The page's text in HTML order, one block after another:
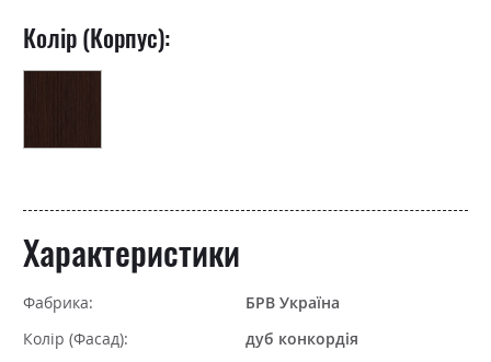
Колір (Корпус):
Характеристики
Фабрика:
БРВ Україна
Колір (Фасад):
дуб конкордія